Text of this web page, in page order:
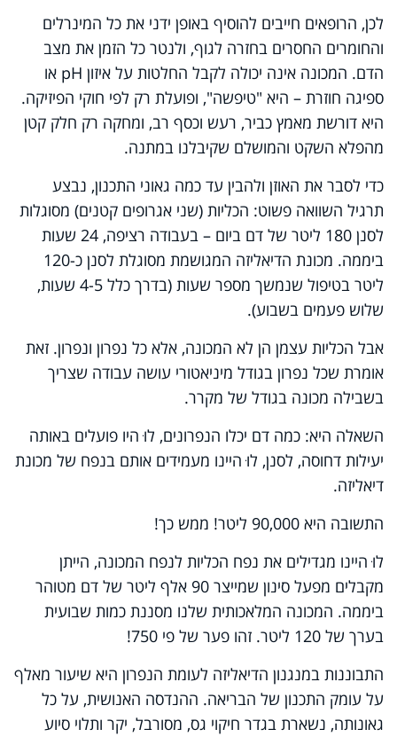
לכן, הרופאים חייבים להוסיף באופן ידני את כל המינרלים
והחומרים החסרים בחזרה לגוף, ולנטר כל הזמן את מצב
הדם. המכונה אינה יכולה לקבל החלטות על איזון pH או
ספיגה חוזרת – היא "טיפשה", ופועלת רק לפי חוקי הפיזיקה.
היא דורשת מאמץ כביר, רעש וכסף רב, ומחקה רק חלק קטן
מהפלא השקט והמושלם שקיבלנו במתנה.
כדי לסבר את האוזן ולהבין עד כמה גאוני התכנון, נבצע
תרגיל השוואה פשוט: הכליות (שני אגרופים קטנים) מסוגלות
לסנן 180
ליטר של דם ביום – בעבודה רציפה, 24 שעות
ביממה. מכונת הדיאליזה המגושמת מסוגלת לסנן כ-120
ליטר בטיפול שנמשך מספר שעות (בדרך כלל 4-5 שעות,
שלוש פעמים בשבוע).
אבל הכליות עצמן הן לא המכונה, אלא כל נפרון ונפרון. זאת
אומרת שכל נפרון בגודל מיניאטורי עושה עבודה שצריך
בשבילה מכונה בגודל של מקרר.
השאלה היא: כמה דם יכלו הנפרונים, לוּ היו פועלים באותה
יעילות דחוסה, לסנן, לוּ היינו מעמידים אותם בנפח של מכונת
דיאליזה.
התשובה היא 90,000 ליטר! ממש כך!
לוּ היינו מגדילים את נפח הכליות לנפח המכונה, הייתן
מקבלים מפעל סינון שמייצר 90 אלף ליטר של דם מטוהר
ביממה. המכונה המלאכותית שלנו מסננת כמות שבועית
בערך של 120 ליטר. זהו פער של פי 750!
התבוננות במנגנון הדיאליזה לעומת הנפרון היא שיעור מאלף
על עומק התכנון של הבריאה. ההנדסה האנושית, על כל
גאונותה, נשארת בגדר חיקוי גס, מסורבל, יקר ותלוי סיוע